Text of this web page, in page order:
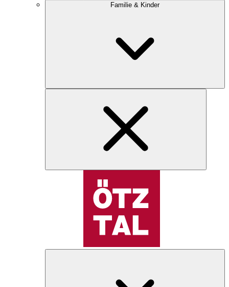
Familie & Kinder